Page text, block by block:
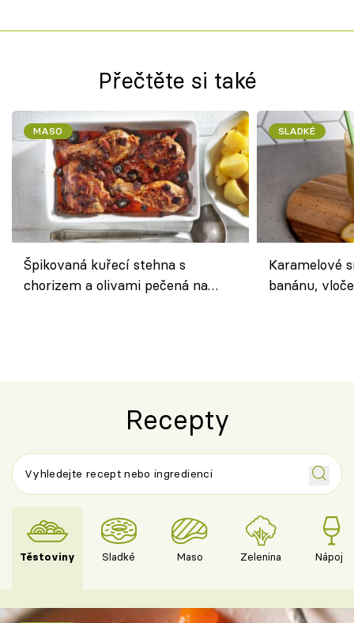
Přečtěte si také
MASO
Špikovaná kuřecí stehna s
chorizem a olivami pečená na
SLADKÉ
Karamelové
banánu,
Recepty
Těstoviny Sladké Maso Zelenina Nápoje